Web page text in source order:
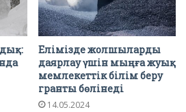
Елімізде жолшыларды
даярлау үшін мыңға жуық
мемлекеттік білім беру
гранты бөлінеді
14.05.2024